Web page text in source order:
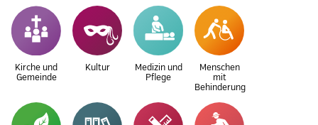
Kirche und
Gemeinde
Kultur
Medizin und
Pflege
Menschen
mit
Behinderung